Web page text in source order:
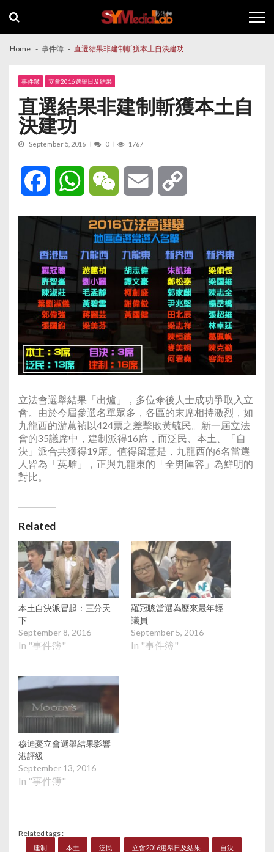
navigation
content
Home 事件簿 直選結果非建制斬獲本土自決建功
事件簿 立會2016選舉日及結果
直選結果非建制斬獲本土自
決建功
September 5, 2016 0 1767
Facebook WhatsAppWeChat Email
立法會選舉結果「出爐」，多位傘後人士成功爭取入立
會。由於今屆參選名單眾多，各區的末席相持激烈，如
九龍西的游蕙禎以424票之差擊敗黃毓民。新一屆立法
會的35議席中，建制派得16席，而泛民、本土、「自
決」派合共獲得19席。值得留意是，九龍西的6名當選
人皆為「英雌」，正與九龍東的「全男陣容」為鮮明的
對比。
Related
本土自決派冒起：三分天
下
September 8, 2016
In "事件簿"
羅冠聰當選為歷來最年輕
議員
September 5, 2016
In "事件簿"
穆迪憂立會選舉結果影響
港評級
September 13, 2016
In "事件簿"
Related tags :
建制 本土 泛民 立會2016選舉日及結果 自決